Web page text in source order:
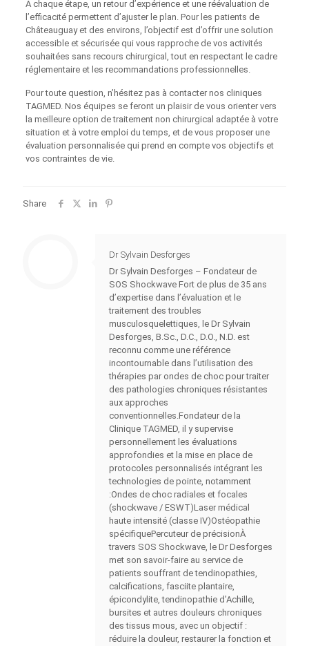
À chaque étape, un retour d’expérience et une réévaluation de
l’efficacité permettent d’ajuster le plan. Pour les patients de
Châteauguay et des environs, l’objectif est d’offrir une solution
accessible et sécurisée qui vous rapproche de vos activités
souhaitées sans recours chirurgical, tout en respectant le cadre
réglementaire et les recommandations professionnelles.
Pour toute question, n’hésitez pas à contacter nos cliniques
TAGMED. Nos équipes se feront un plaisir de vous orienter vers
la meilleure option de traitement non chirurgical adaptée à votre
situation et à votre emploi du temps, et de vous proposer une
évaluation personnalisée qui prend en compte vos objectifs et
vos contraintes de vie.
Share
Dr Sylvain Desforges
Dr Sylvain Desforges – Fondateur de
SOS Shockwave Fort de plus de 35 ans
d’expertise dans l’évaluation et le
traitement des troubles
musculosquelettiques, le Dr Sylvain
Desforges, B.Sc., D.C., D.O., N.D. est
reconnu comme une référence
incontournable dans l’utilisation des
thérapies par ondes de choc pour traiter
des pathologies chroniques résistantes
aux approches
conventionnelles.Fondateur de la
Clinique TAGMED, il y supervise
personnellement les évaluations
approfondies et la mise en place de
protocoles personnalisés intégrant les
technologies de pointe, notamment
:Ondes de choc radiales et focales
(shockwave / ESWT)Laser médical
haute intensité (classe IV)Ostéopathie
spécifiquePercuteur de précisionÀ
travers SOS Shockwave, le Dr Desforges
met son savoir-faire au service de
patients souffrant de tendinopathies,
calcifications, fasciite plantaire,
épicondylite, tendinopathie d’Achille,
bursites et autres douleurs chroniques
des tissus mous, avec un objectif :
réduire la douleur, restaurer la fonction et